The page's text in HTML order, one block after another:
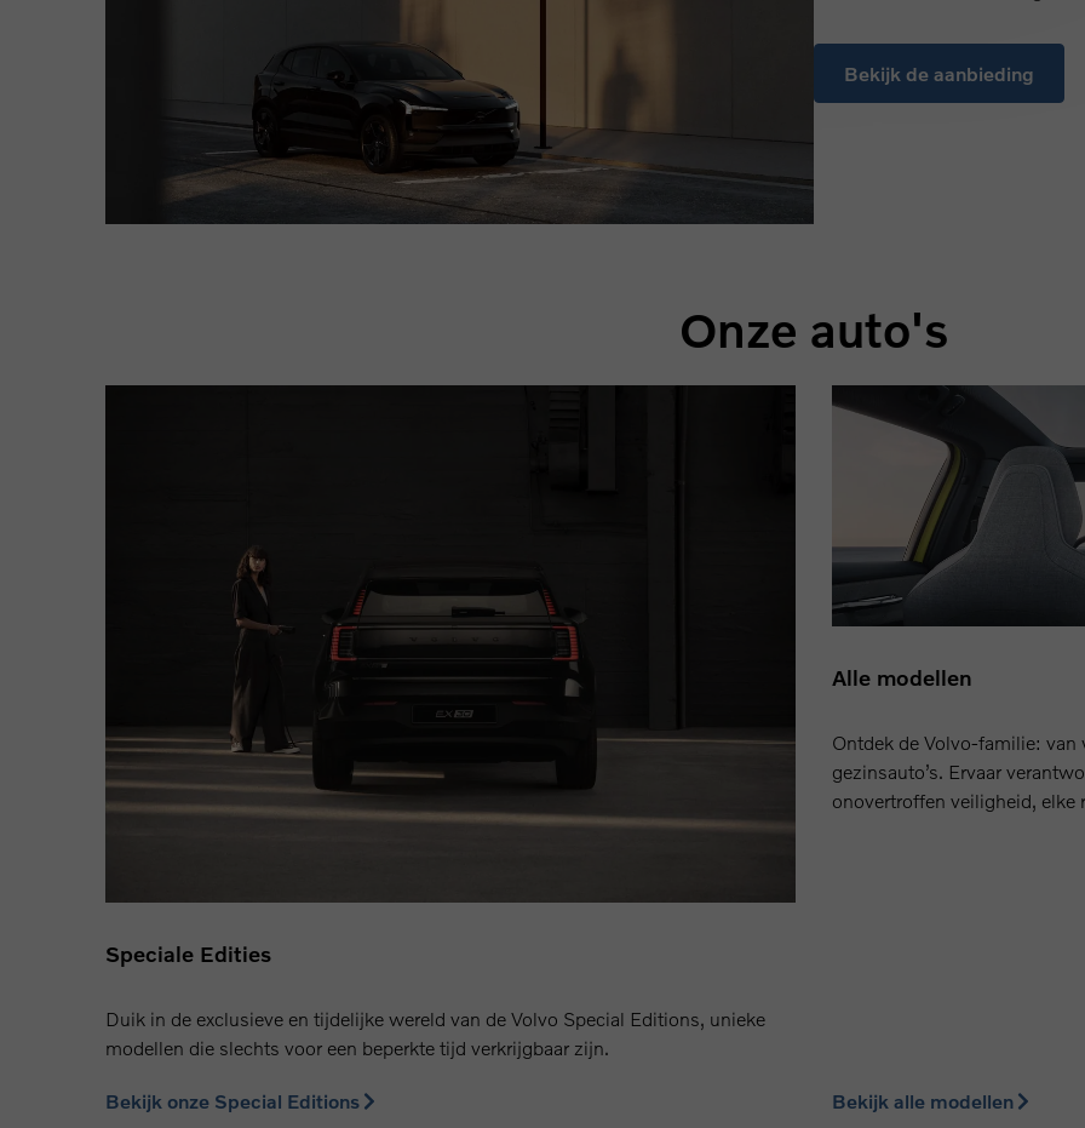
Bekijk de aanbieding
Onze auto's
Speciale Edities
Duik in de exclusieve en tijdelijke wereld van de Volvo Special Editions, unieke
modellen die slechts voor een beperkte tijd verkrijgbaar zijn.
Bekijk onze Special Editions
Alle modellen
Ontdek de Volvo-familie:
gezinsauto’s. Ervaar
onovertroffen veiligheid, elke
Bekijk alle modellen